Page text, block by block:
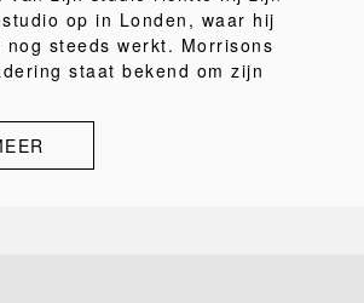
op in Londen, waar hij
steeds werkt. Morrisons
staat bekend om zijn